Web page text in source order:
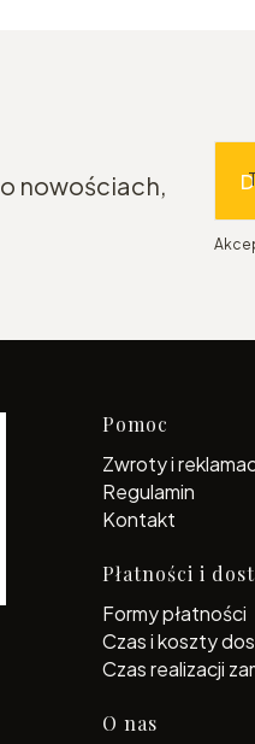
nowościach,
Linki
Pomoc
Zwroty i
Regulamin
Kontakt
Płatności i
Formy płatności
Czas i koszty
Czas realizacji
O nas